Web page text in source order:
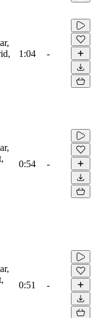
1:04 -
0:54 -
0:51 -